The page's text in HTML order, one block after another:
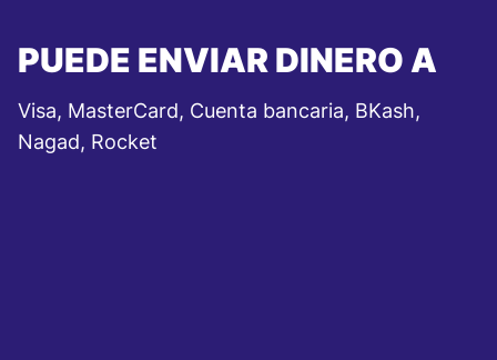
PUEDE ENVIAR DINERO A
Visa, MasterCard, Cuenta bancaria, BKash,
Nagad, Rocket